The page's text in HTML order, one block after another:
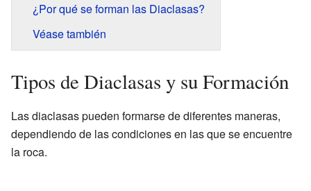
¿Por qué se forman las Diaclasas?
Véase también
Tipos de Diaclasas y su Formación
Las diaclasas pueden formarse de diferentes maneras,
dependiendo de las condiciones en las que se encuentre
la roca.